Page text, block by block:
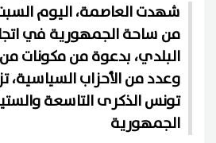
شهدت العاصمة، اليوم
من ساحة الجمهورية في
البلدي، بدعوة من مكونات
وعدد من الأحزاب السياسية،
تونس الذكرى التاسعة
الجمهورية